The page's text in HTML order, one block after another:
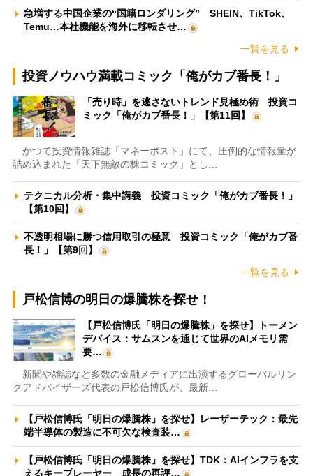
急増する中国企業の“国籍ロンダリング” SHEIN、TikTok、
Temu…本社機能を海外に移転させ…
一覧を見る
投資ノウハウ満載コミック「俺がカブ番長！」
「売り時」を逃さないトレンド見極め術 投資コ
ミック「俺がカブ番長！」【第11回】
かつて投資情報雑誌「マネーポスト」にて、圧倒的な情報量が
詰め込まれた「天下無敵の株コミック」とし…
テクニカル分析・集中講義 投資コミック「俺がカブ番長！」
【第10回】
不透明相場に勝つ信用取引の極意 投資コミック「俺がカブ番
長！」【第9回】
一覧を見る
戸松信博の明日の爆騰株を探せ！
【戸松信博氏「明日の爆騰株」を探せ】トーメン
デバイス：サムスンを通じて世界のAIメモリ需
要…
新聞や雑誌など多数の金融メディアに出演するグローバルリン
クアドバイザーズ代表の戸松信博氏が、最新…
【戸松信博氏「明日の爆騰株」を探せ】レーザーテック：最先
端半導体の製造に不可欠な検査装…
【戸松信博氏「明日の爆騰株」を探せ】TDK：AIインフラを支
えるキープレーヤー 成長の再評…